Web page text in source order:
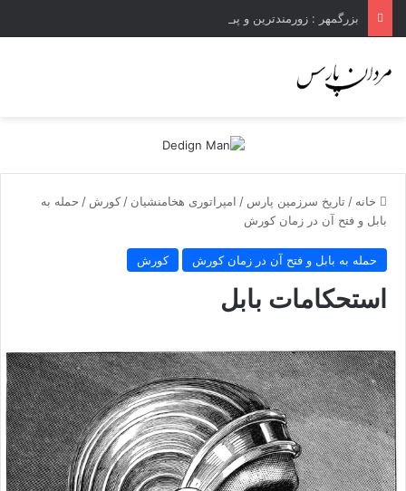
خانه / تاریخ سرزمین پارس / امپراتوری هخامنشیان / کورش / حمله به
بابل و فتح آن در زمان کورش
حمله به بابل و فتح آن در زمان کورش کورش
استحکامات بابل